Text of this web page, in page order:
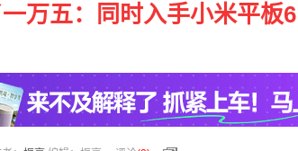
万五：同时入手小米平板